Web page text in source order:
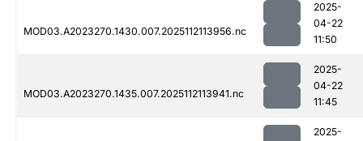
MOD03.A2023270.1430.007.2025112113956.nc
2025-
04-22
11:50
MOD03.A2023270.1435.007.2025112113941.nc
2025-
04-22
11:45
2025-